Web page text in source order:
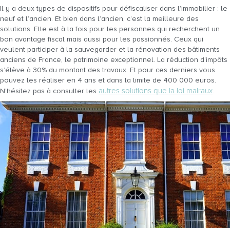
Il y a deux types de dispositifs pour défiscaliser dans l’immobilier : le
neuf et l’ancien. Et bien dans l’ancien, c’est la meilleure des
solutions. Elle est à la fois pour les personnes qui recherchent un
bon avantage fiscal mais aussi pour les passionnés. Ceux qui
veulent participer à la sauvegarder et la rénovation des bâtiments
anciens de France, le patrimoine exceptionnel. La réduction d’impôts
s’élève à 30% du montant des travaux. Et pour ces derniers vous
pouvez les réaliser en 4 ans et dans la limite de 400 000 euros.
N’hésitez pas à consulter les autres solutions que la loi malraux.